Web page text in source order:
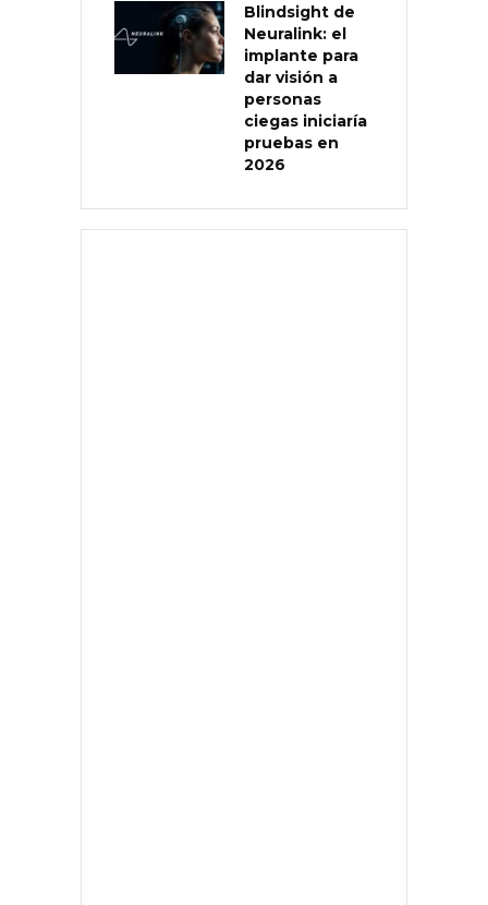
Blindsight de
Neuralink: el
implante para
dar visión a
personas
ciegas iniciaría
pruebas en
2026